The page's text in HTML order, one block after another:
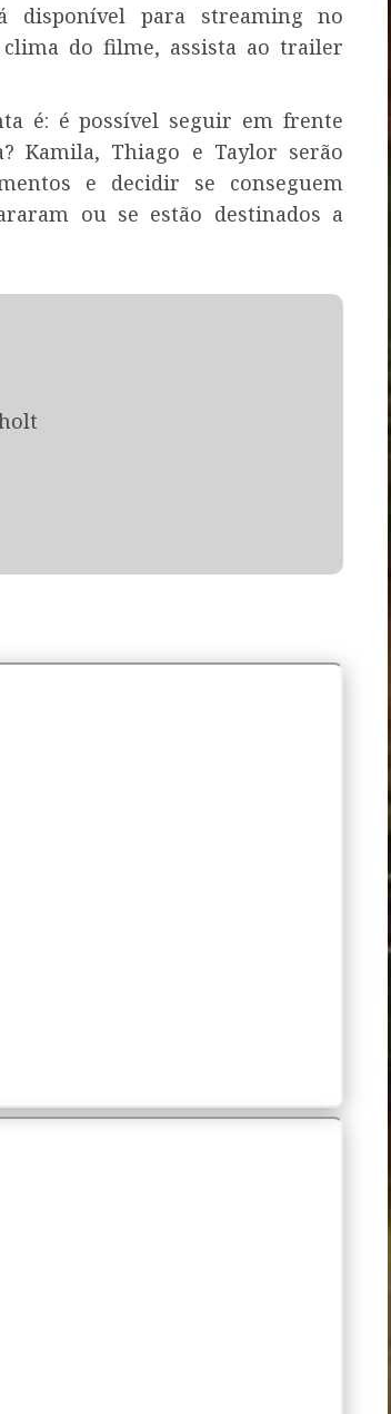
disponível para streaming no
do filme, assista ao trailer
é: é possível seguir em frente
Kamila, Thiago e Taylor serão
e decidir se conseguem
ou se estão destinados a